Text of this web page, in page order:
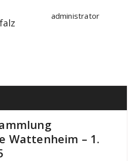
administrator
Wattenheim – 1.